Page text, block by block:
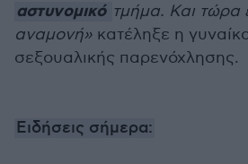
αστυνομικό τμήμα. Και τώρα
αναμονή» κατέληξε η
σεξουαλικής παρενόχλησης.
Ειδήσεις σήμερα: